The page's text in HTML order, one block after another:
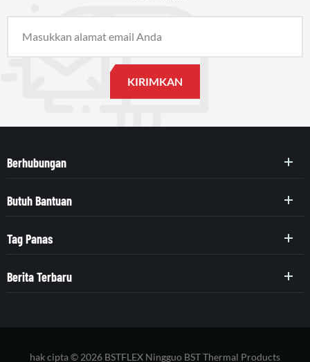
Berhubungan
Butuh Bantuan
Tag Panas
Berita Terbaru
hak cipta © 2026 BSTFLEX Ningguo BST Thermal Products